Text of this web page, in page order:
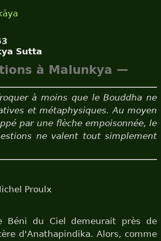
Sutta
à Malunkya —
à moins que le Bouddha ne
et métaphysiques. Au moyen
par une flèche empoisonnée, le
ne valent tout simplement
Proulx
Béni du Ciel demeurait près de
d'Anathapindika. Alors, comme